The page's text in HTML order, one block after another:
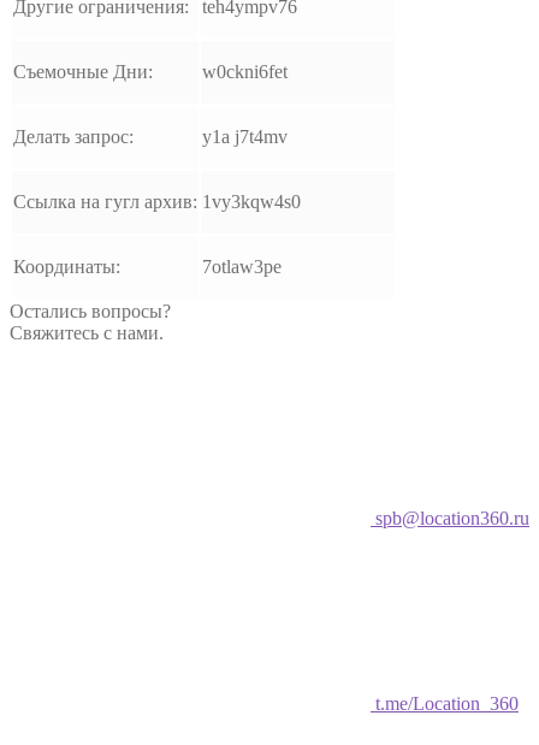
Другие ограничения: teh4ympv76
Съемочные Дни: w0ckni6fet
Делать запрос: y1a j7t4mv
Ссылка на гугл архив: 1vy3kqw4s0
Координаты: 7otlaw3pe
Остались вопросы?
Свяжитесь с нами.
spb@location360.ru
t.me/Location_360